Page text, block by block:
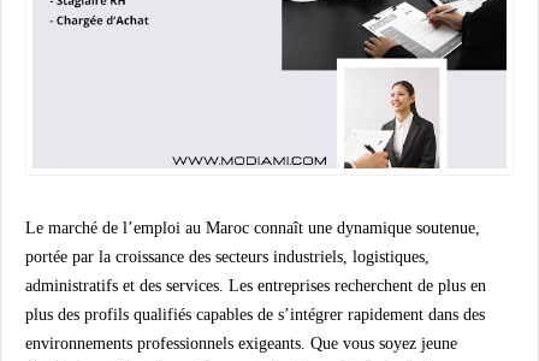
Le marché de l’emploi au Maroc connaît une dynamique soutenue,
portée par la croissance des secteurs industriels, logistiques,
administratifs et des services. Les entreprises recherchent de plus en
plus des profils qualifiés capables de s’intégrer rapidement dans des
environnements professionnels exigeants. Que vous soyez jeune